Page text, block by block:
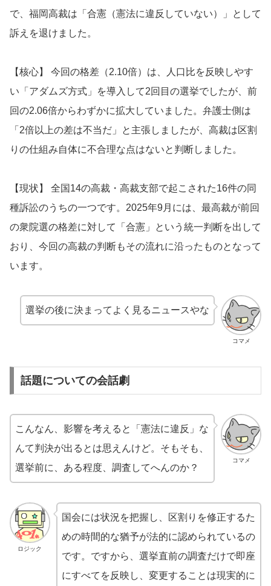
で、福岡高裁は「合憲（憲法に違反していない）」として
訴えを退けました。
【核心】 今回の格差（2.10倍）は、人口比を反映しやす
い「アダムズ方式」を導入して2回目の選挙でしたが、前
回の2.06倍からわずかに拡大していました。弁護士側は
「2倍以上の差は不当だ」と主張しましたが、高裁は区割
りの仕組み自体に不合理な点はないと判断しました。
【現状】 全国14の高裁・高裁支部で起こされた16件の同
種訴訟のうちの一つです。2025年9月には、最高裁が前回
の衆院選の格差に対して「合憲」という統一判断を出して
おり、今回の高裁の判断もその流れに沿ったものとなって
います。
コマメ
選挙の後に決まってよく見るニュースやな
話題についての会話劇
コマメ
こんなん、影響を考えると「憲法に違反」な
んて判決が出るとは思えんけど。そもそも、
選挙前に、ある程度、調査してへんのか？
ロジック
国会には状況を把握し、区割りを修正するた
めの時間的な猶予が法的に認められているの
です。ですから、選挙直前の調査だけで即座
にすべてを反映し、変更することは現実的に